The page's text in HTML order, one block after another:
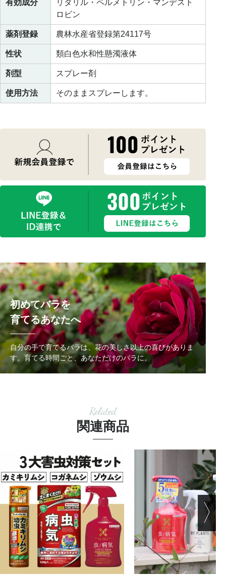
有効成分
リダリル・ペルメトリン・マンデスト
ロビン
薬剤登録 農林水産省登録第24117号
性状 類白色水和性懸濁液体
剤型 スプレー剤
使用方法 そのままスプレーします。
初めてバラを
育てるあなたへ
自分の手で育てるバラは、花の美しさ以上の喜びがありま
す。育てる時間ごと、あなただけのバラに。
Related
関連商品